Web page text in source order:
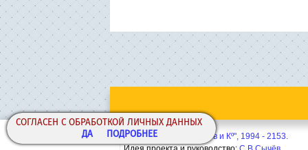
СОГЛАСЕН С ОБРАБОТКОЙ ЛИЧНЫХ ДАННЫХ
ДА
ПОДРОБНЕЕ
Copyright© ООО "Сычёв и Кº", 1994 - 2153.